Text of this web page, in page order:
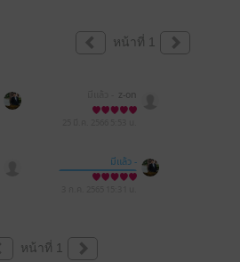
หน้าที่ 1
z-on
มีแล้ว -
Wasit Prombutr
หน้าที่ 1